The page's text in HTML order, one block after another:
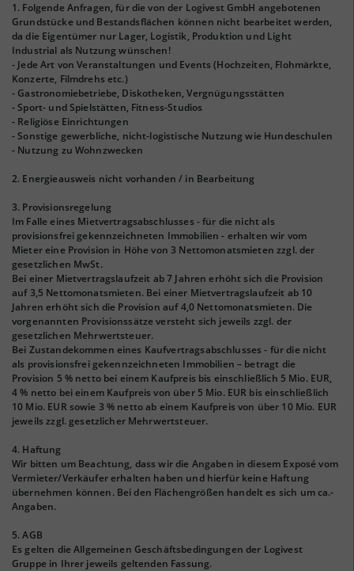
1. Folgende Anfragen, für die von der Logivest GmbH angebotenen
Grundstücke und Bestandsflächen können nicht bearbeitet werden,
da die Eigentümer nur Lager, Logistik, Produktion und Light
Industrial als Nutzung wünschen!
- Jede Art von Veranstaltungen und Events (Hochzeiten, Flohmärkte,
Konzerte, Filmdrehs etc.)
- Gastronomiebetriebe, Diskotheken, Vergnügungsstätten
- Sport- und Spielstätten, Fitness-Studios
- Religiöse Einrichtungen
- Sonstige gewerbliche, nicht-logistische Nutzung wie Hundeschulen
- Nutzung zu Wohnzwecken
2. Energieausweis nicht vorhanden / in Bearbeitung
3. Provisionsregelung
Im Falle eines Mietvertragsabschlusses - für die nicht als
provisionsfrei gekennzeichneten Immobilien - erhalten wir vom
Mieter eine Provision in Höhe von 3 Nettomonatsmieten zzgl. der
gesetzlichen MwSt.
Bei einer Mietvertragslaufzeit ab 7 Jahren erhöht sich die Provision
auf 3,5 Nettomonatsmieten. Bei einer Mietvertragslaufzeit ab 10
Jahren erhöht sich die Provision auf 4,0 Nettomonatsmieten. Die
vorgenannten Provisionssätze versteht sich jeweils zzgl. der
gesetzlichen Mehrwertsteuer.
Bei Zustandekommen eines Kaufvertragsabschlusses - für die nicht
als provisionsfrei gekennzeichneten Immobilien – betragt die
Provision 5 % netto bei einem Kaufpreis bis einschließlich 5 Mio. EUR,
4 % netto bei einem Kaufpreis von über 5 Mio. EUR bis einschließlich
10 Mio. EUR sowie 3 % netto ab einem Kaufpreis von über 10 Mio. EUR
jeweils zzgl. gesetzlicher Mehrwertsteuer.
4. Haftung
Wir bitten um Beachtung, dass wir die Angaben in diesem Exposé vom
Vermieter/Verkäufer erhalten haben und hierfür keine Haftung
übernehmen können. Bei den Flächengrößen handelt es sich um ca.-
Angaben.
5. AGB
Es gelten die Allgemeinen Geschäftsbedingungen der Logivest
Gruppe in Ihrer jeweils geltenden Fassung.